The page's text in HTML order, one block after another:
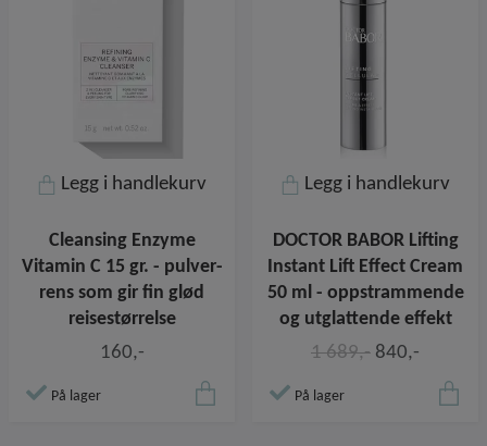
Legg i handlekurv
Cleansing Enzyme
Vitamin C 15 gr. - pulver-
rens som gir fin glød
reisestørrelse
160,-
På lager
Legg i handlekurv
DOCTOR BABOR Lifting
Instant Lift Effect Cream
50 ml - oppstrammende
og utglattende effekt
1 689,- 840,-
På lager